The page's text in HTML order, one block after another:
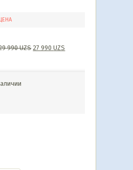
990UZS 27 990UZS